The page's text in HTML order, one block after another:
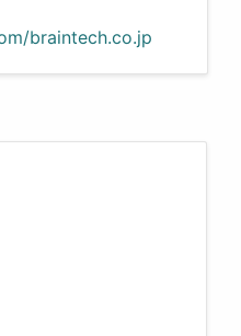
braintech.co.jp